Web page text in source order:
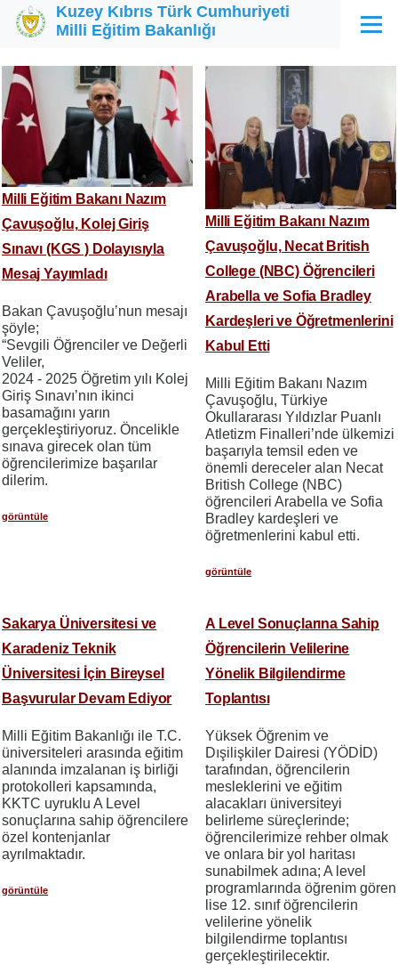
Ana içeriğe atla
Kuzey Kıbrıs Türk Cumhuriyeti
Milli Eğitim Bakanlığı
Menü
Milli Eğitim Bakanı Nazım
Çavuşoğlu, Kolej Giriş
Sınavı (KGS ) Dolayısıyla
Mesaj Yayımladı
​​​​​​​Bakan Çavuşoğlu’nun mesajı
şöyle;
“Sevgili Öğrenciler ve Değerli
Veliler,
2024 - 2025 Öğretim yılı Kolej
Giriş Sınavı’nın ikinci
basamağını yarın
gerçekleştiriyoruz. Öncelikle
sınava girecek olan tüm
öğrencilerimize başarılar
dilerim.
görüntüle
Milli Eğitim Bakanı Nazım
Çavuşoğlu, Necat British
College (NBC) Öğrencileri
Arabella ve Sofia Bradley
Kardeşleri ve Öğretmenlerini
Kabul Etti
Milli Eğitim Bakanı Nazım
Çavuşoğlu, Türkiye
Okullararası Yıldızlar Puanlı
Atletizm Finalleri’nde ülkemizi
başarıyla temsil eden ve
önemli dereceler alan Necat
British College (NBC)
öğrencileri Arabella ve Sofia
Bradley kardeşleri ve
öğretmenlerini kabul etti.
görüntüle
Sakarya Üniversitesi ve
Karadeniz Teknik
Üniversitesi İçin Bireysel
Başvurular Devam Ediyor
Milli Eğitim Bakanlığı ile T.C.
üniversiteleri arasında eğitim
alanında imzalanan iş birliği
protokolleri kapsamında,
KKTC uyruklu A Level
sonuçlarına sahip öğrencilere
özel kontenjanlar
ayrılmaktadır.
görüntüle
A Level Sonuçlarına Sahip
Öğrencilerin Velilerine
Yönelik Bilgilendirme
Toplantısı
Yüksek Öğrenim ve
Dışilişkiler Dairesi (YÖDİD)
tarafından, öğrencilerin
mesleklerini ve eğitim
alacakları üniversiteyi
belirleme süreçlerinde;
öğrencilerimize rehber olmak
ve onlara bir yol haritası
sunabilmek adına; A level
programlarında öğrenim gören
lise 12. sınıf öğrencilerin
velilerine yönelik
bilgilendirme toplantısı
gerçekleştirilecektir.